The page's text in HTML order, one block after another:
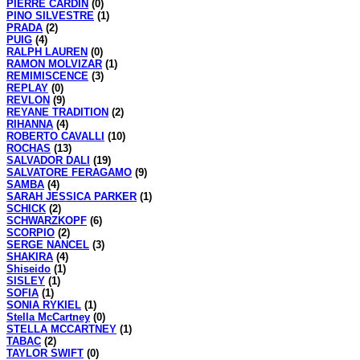
PIERRE CARDIN (0)
PINO SILVESTRE (1)
PRADA (2)
PUIG (4)
RALPH LAUREN (0)
RAMON MOLVIZAR (1)
REMIMISCENCE (3)
REPLAY (0)
REVLON (9)
REYANE TRADITION (2)
RIHANNA (4)
ROBERTO CAVALLI (10)
ROCHAS (13)
SALVADOR DALI (19)
SALVATORE FERAGAMO (9)
SAMBA (4)
SARAH JESSICA PARKER (1)
SCHICK (2)
SCHWARZKOPF (6)
SCORPIO (2)
SERGE NANCEL (3)
SHAKIRA (4)
Shiseido (1)
SISLEY (1)
SOFIA (1)
SONIA RYKIEL (1)
Stella McCartney (0)
STELLA MCCARTNEY (1)
TABAC (2)
TAYLOR SWIFT (0)